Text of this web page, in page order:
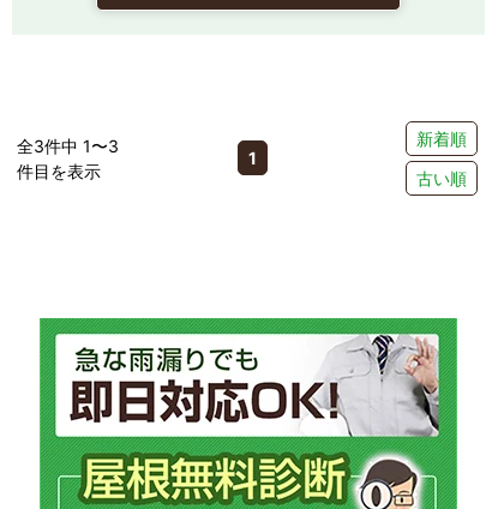
全3件中 1〜3
件目を表示
1
新着順
古い順